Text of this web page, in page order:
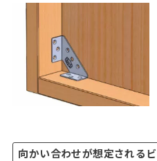
向かい合わせが想定される